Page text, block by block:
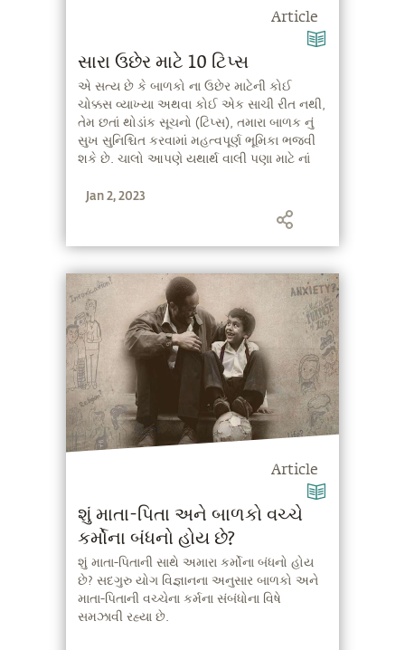
Article
સારા ઉછેર માટે 10 ટિપ્સ
એ સત્ય છે કે બાળકો ના ઉછેર માટેની કોઈ
ચોક્કસ વ્યાખ્યા અથવા કોઈ એક સાચી રીત નથી,
તેમ છતાં થોડાંક સૂચનો (ટિપ્સ), તમારા બાળક નું
સુખ સુનિશ્ચિત કરવામાં મહત્વપૂર્ણ ભૂમિકા ભજવી
શકે છે. ચાલો આપણે યથાર્થ વાલી પણા માટે નાં
સદગુરૂ પાસે, તમારાં બાળકો ના ઉછેર માટે છે.
Jan 2, 2023
Article
શું માતા-પિતા અને બાળકો વચ્ચે
કર્મોના બંધનો હોય છે?
શું માતા-પિતાની સાથે અમારા કર્મોના બંધનો હોય
છે? સદગુરુ યોગ વિજ્ઞાનના અનુસાર બાળકો અને
માતા-પિતાની વચ્ચેના કર્મના સંબંધોના વિષે
સમઝાવી રહ્યા છે.